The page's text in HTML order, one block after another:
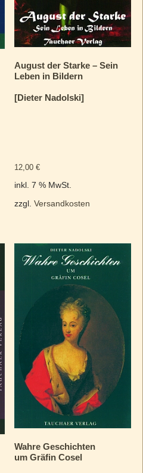
August der Starke – Sein
Leben in Bildern
[Dieter Nadolski]
12,00€
inkl. 7 % MwSt.
zzgl.Versandkosten
Wahre Geschichten
um Gräfin Cosel